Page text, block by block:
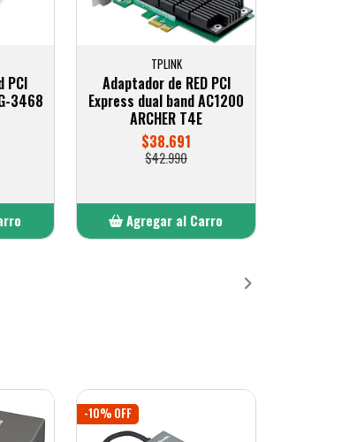
PCI
3468
TPLINK
Adaptador de RED PCI
Express dual band AC1200
ARCHER T4E
$38.691
$42.990
Agregar al Carro
-10% OFF